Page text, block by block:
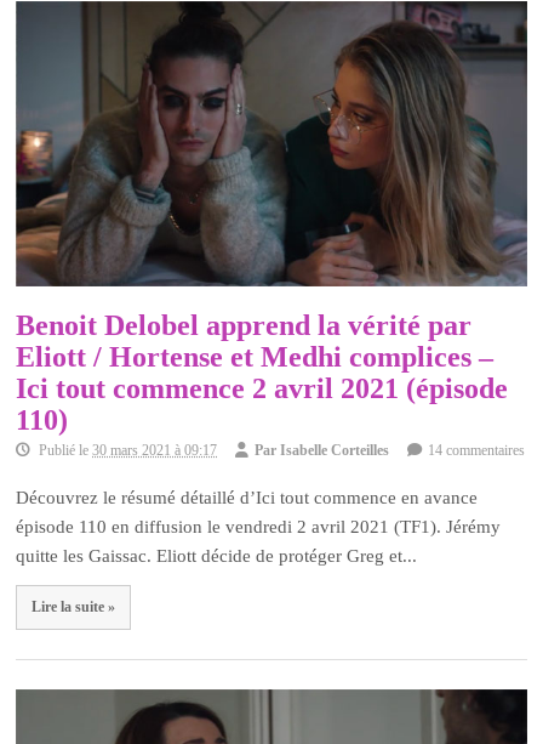
Benoit Delobel apprend la vérité par
Eliott / Hortense et Medhi complices –
Ici tout commence 2 avril 2021 (épisode
110)
Publié le30 mars 2021 à 09:17 ParIsabelle Corteilles 14 commentaires
Découvrez le résumé détaillé d’Ici tout commence en avance
épisode 110 en diffusion le vendredi 2 avril 2021 (TF1). Jérémy
quitte les Gaissac. Eliott décide de protéger Greg et...
Lire la suite »